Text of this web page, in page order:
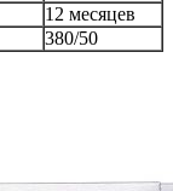
12 месяцев
380/50